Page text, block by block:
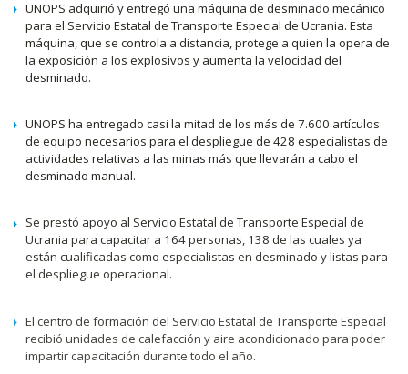
UNOPS adquirió y entregó una máquina de desminado mecánico
para el Servicio Estatal de Transporte Especial de Ucrania. Esta
máquina, que se controla a distancia, protege a quien la opera de
la exposición a los explosivos y aumenta la velocidad del
desminado.
UNOPS ha entregado casi la mitad de los más de 7.600 artículos
de equipo necesarios para el despliegue de 428 especialistas de
actividades relativas a las minas más que llevarán a cabo el
desminado manual.
Se prestó apoyo al Servicio Estatal de Transporte Especial de
Ucrania para capacitar a 164 personas, 138 de las cuales ya
están cualificadas como especialistas en desminado y listas para
el despliegue operacional.
El centro de formación del Servicio Estatal de Transporte Especial
recibió unidades de calefacción y aire acondicionado para poder
impartir capacitación durante todo el año.